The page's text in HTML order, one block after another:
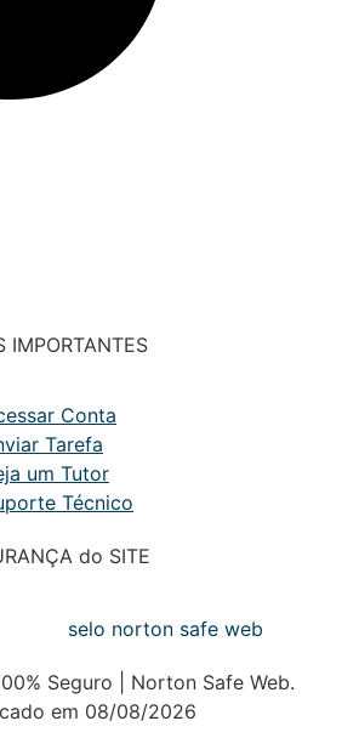
IMPORTANTES
Conta
Tarefa
um Tutor
Técnico
do SITE
Seguro | Norton Safe Web.
em 08/08/2026